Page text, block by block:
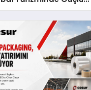
Ağıyla Fark